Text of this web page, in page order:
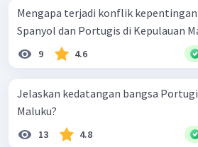
Mengapa terjadi konflik
Spanyol dan Portugis di Kepulauan
9 4.6
Jelaskan kedatangan bangsa
Maluku?
13 4.8